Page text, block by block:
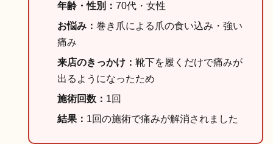
年齢・性別： 70代・女性
お悩み：巻き爪による爪の食い込み・強い
痛み
来店のきっかけ：靴下を履くだけで痛みが
出るようになったため
施術回数： 1回
結果： 1回の施術で痛みが解消されました